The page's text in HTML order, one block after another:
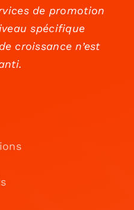
de promotion
spécifique
croissance n’est